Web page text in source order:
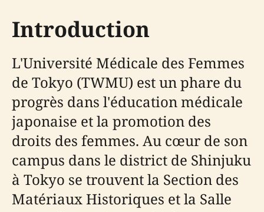
Introduction
L'Université Médicale des Femmes
de Tokyo (TWMU) est un phare du
progrès dans l'éducation médicale
japonaise et la promotion des
droits des femmes. Au cœur de son
campus dans le district de Shinjuku
à Tokyo se trouvent la Section des
Matériaux Historiques et la Salle